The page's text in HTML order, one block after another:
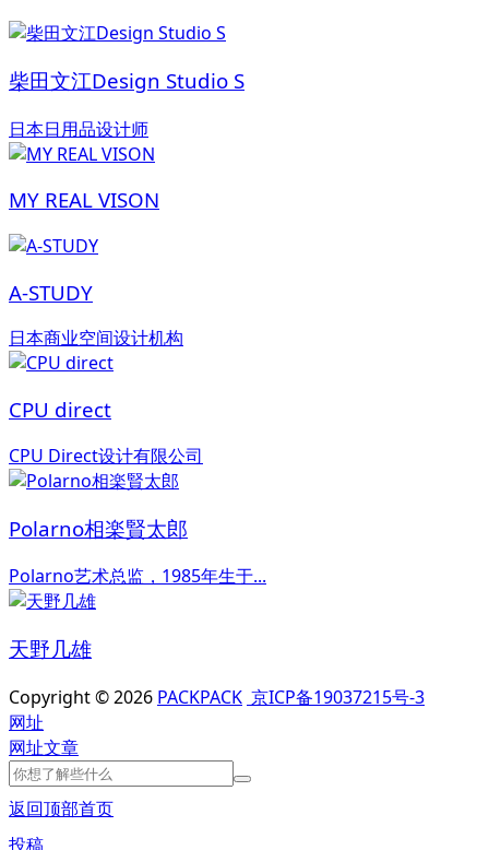
柴田文江Design Studio S
日本日用品设计师
MY REAL VISON
A-STUDY
日本商业空间设计机构
CPU direct
CPU Direct设计有限公司
Polarno相楽賢太郎
Polarno艺术总监，1985年生于...
天野几雄
Copyright © 2026 PACKPACK 京ICP备19037215号-3
网址
网址文章
返回顶部首页
投稿